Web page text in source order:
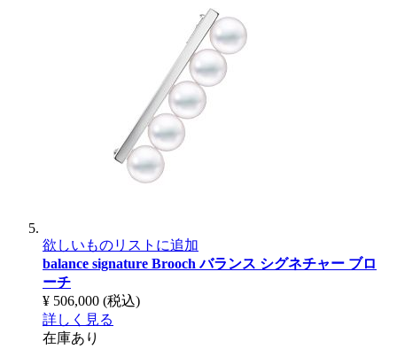
欲しいものリストに追加
balance signature Broochバランス シグネチャー ブロ
ーチ
¥ 506,000 (税込)
詳しく見る
在庫あり